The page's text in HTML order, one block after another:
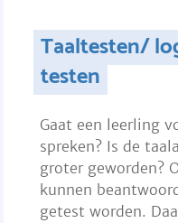
Taaltesten/
testen
Gaat een leerling
spreken? Is de
groter geworden?
kunnen
getest worden.